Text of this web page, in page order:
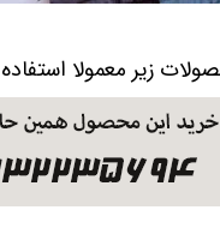
زیر معمولا